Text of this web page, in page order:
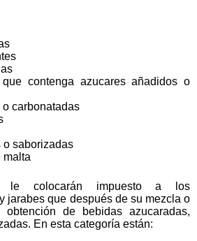
contenga azucares añadidos o
carbonatadas
saborizadas
malta
le colocarán impuesto a los
jarabes que después de su mezcla o
de bebidas azucaradas,
En esta categoría están: